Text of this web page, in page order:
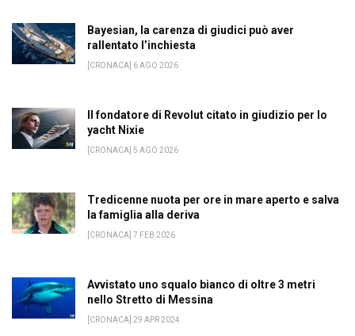
Bayesian, la carenza di giudici può aver
rallentato l’inchiesta
[CRONACA] 6 AGO 2026
Il fondatore di Revolut citato in giudizio per lo
yacht Nixie
[CRONACA] 5 AGO 2026
Tredicenne nuota per ore in mare aperto e salva
la famiglia alla deriva
[CRONACA] 7 FEB 2026
Avvistato uno squalo bianco di oltre 3 metri
nello Stretto di Messina
[CRONACA] 29 APR 2024